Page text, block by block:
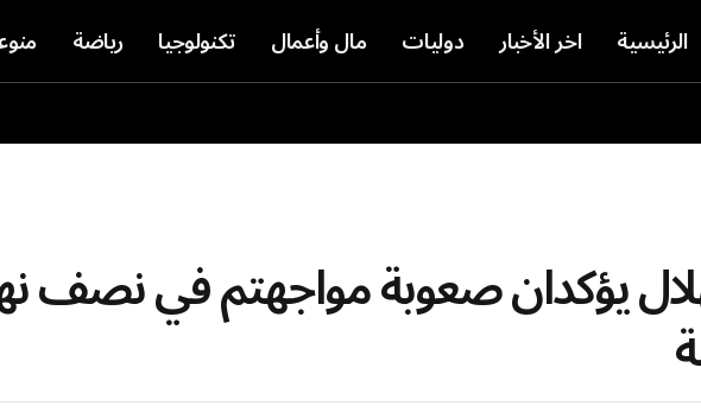
الرئيسية اخر الأخبار دوليات مال وأعمال تكنولوجيا رياضة
يؤكدان صعوبة مواجهتم في نصف